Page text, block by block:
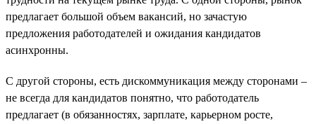
предлагает большой объем вакансий, но зачастую
предложения работодателей и ожидания кандидатов
асинхронны.
С другой стороны, есть дискоммуникация между сторонами –
не всегда для кандидатов понятно, что работодатель
предлагает (в обязанностях, зарплате, карьерном росте,